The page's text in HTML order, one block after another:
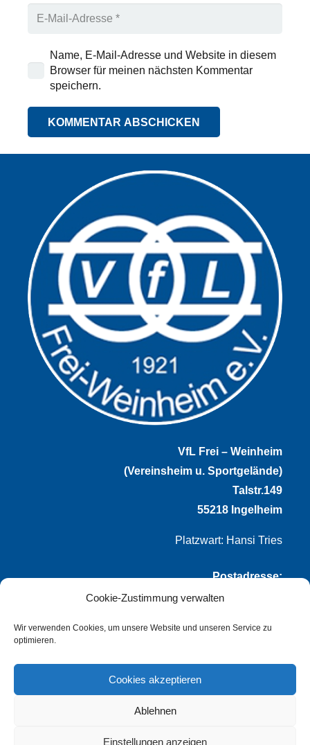
Cookie-Zustimmung verwalten
Wir verwenden Cookies, um unsere Website und unseren Service zu
optimieren.
Cookies akzeptieren
Ablehnen
Einstellungen anzeigen
Name, E-Mail-Adresse und Website in diesem
Browser für meinen nächsten Kommentar
speichern.
KOMMENTAR ABSCHICKEN
VfL Frei – Weinheim
(Vereinsheim u. Sportgelände)
Talstr.149
55218 Ingelheim
Platzwart: Hansi Tries
Postadresse:
VfL Frei-Weinheim 1921 e.V.
Thomas Winternheimer
Talstr. 149
55218 Ingelheim